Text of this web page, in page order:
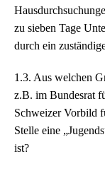
zu sieben Tage
durch ein
1.3. Aus welchen
z.B. im Bundesrat
Schweizer Vorbild
Stelle eine
ist?